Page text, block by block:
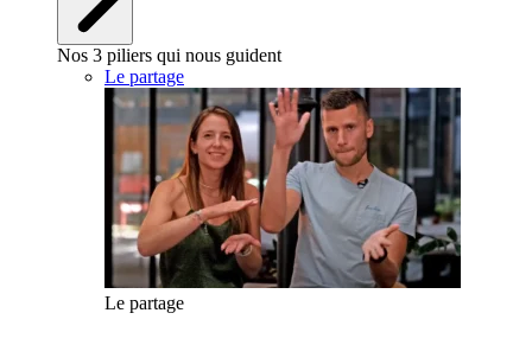
Nos 3 piliers qui nous guident
Le partage
Le partage